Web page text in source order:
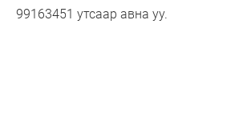
99163451 утсаар авна уу.